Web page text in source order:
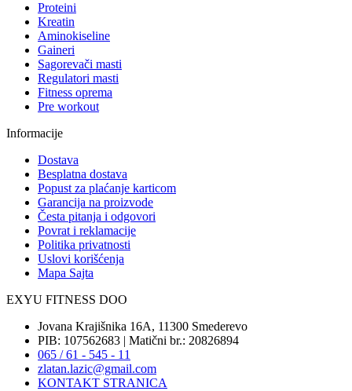
Proteini
Kreatin
Aminokiseline
Gaineri
Sagorevači masti
Regulatori masti
Fitness oprema
Pre workout
Informacije
Dostava
Besplatna dostava
Popust za plaćanje karticom
Garancija na proizvode
Česta pitanja i odgovori
Povrat i reklamacije
Politika privatnosti
Uslovi korišćenja
Mapa Sajta
EXYU FITNESS DOO
Jovana Krajišnika 16A, 11300 Smederevo
PIB: 107562683 | Matični br.: 20826894
065 / 61 - 545 - 11
zlatan.lazic@gmail.com
KONTAKT STRANICA